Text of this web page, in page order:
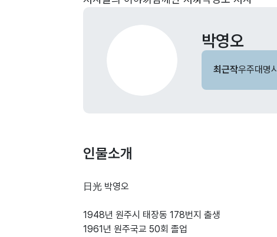
박영오
최근작우주대명시
인물소개
日光 박영오
1948년 원주시 태장동 178번지 출생
1961년 원주국교 50회 졸업